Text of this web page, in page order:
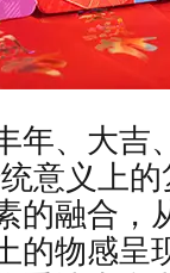
年、大吉
意义上
的融合，
的物感呈